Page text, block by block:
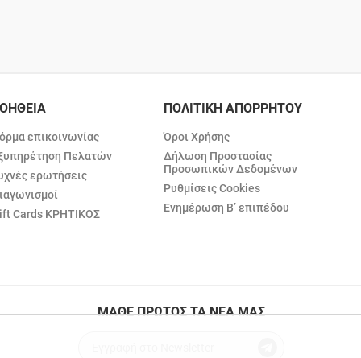
επικοινωνίας
Πελατών
ερωτήσεις
Cards ΚΡΗΤΙΚΟΣ
ΠΟΛΙΤΙΚΗ ΑΠΟΡΡΗΤΟΥ
Όροι Χρήσης
Δήλωση Προστασίας
Προσωπικών Δεδομένων
Ρυθμίσεις Cookies
Ενημέρωση Β’ επιπέδου
ΜΑΘΕ ΠΡΩΤΟΣ ΤΑ ΝΕΑ ΜΑΣ